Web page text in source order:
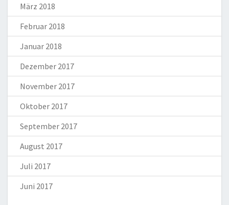
März 2018
Februar 2018
Januar 2018
Dezember 2017
November 2017
Oktober 2017
September 2017
August 2017
Juli 2017
Juni 2017